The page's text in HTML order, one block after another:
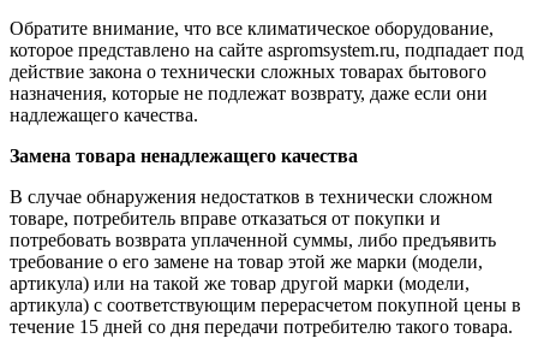
Обратите внимание, что все климатическое оборудование,
которое представлено на сайте aspromsystem.ru, подпадает под
действие закона о технически сложных товарах бытового
назначения, которые не подлежат возврату, даже если они
надлежащего качества.
Замена товара ненадлежащего качества
В случае обнаружения недостатков в технически сложном
товаре, потребитель вправе отказаться от покупки и
потребовать возврата уплаченной суммы, либо предъявить
требование о его замене на товар этой же марки (модели,
артикула) или на такой же товар другой марки (модели,
артикула) с соответствующим перерасчетом покупной цены в
течение 15 дней со дня передачи потребителю такого товара.